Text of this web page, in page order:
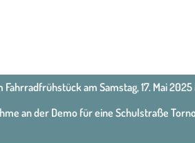
Fahrradfrühstück am Samstag, 17. Mai 2025
an der Demo für eine Schulstraße